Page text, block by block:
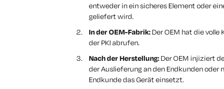
entweder in ein sicheres Element oder
geliefert wird.
In der OEM-Fabrik: Der OEM hat die
der PKI abrufen.
Nach der Herstellung: Der OEM injiziert
der Auslieferung an den Endkunden
Endkunde das Gerät einsetzt.